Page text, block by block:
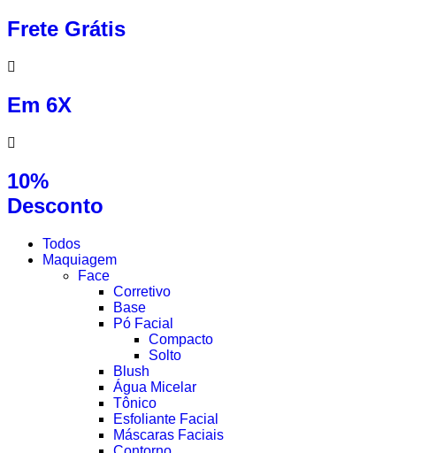
Frete Grátis
Em 6X
10%
Desconto
Todos
Maquiagem
Face
Corretivo
Base
Pó Facial
Compacto
Solto
Blush
Água Micelar
Tônico
Esfoliante Facial
Máscaras Faciais